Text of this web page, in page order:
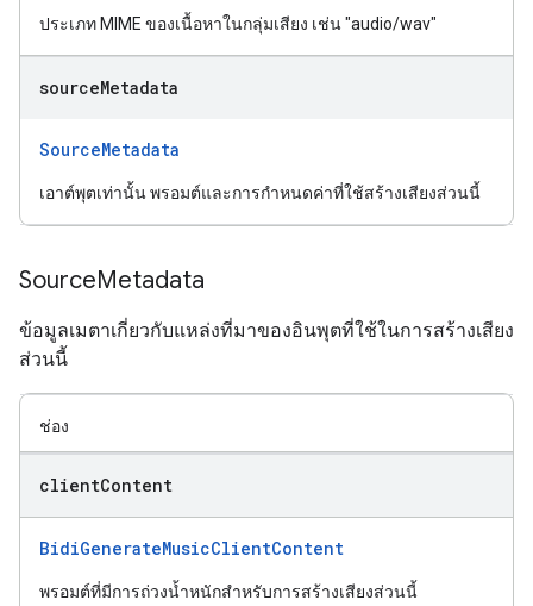
ประเภท MIME ของเนื้อหาในกลุ่มเสียง เช่น "audio/wav"
sourceMetadata
SourceMetadata
เอาต์พุตเท่านั้น พรอมต์และการกำหนดค่าที่ใช้สร้างเสียงส่วนนี้
SourceMetadata
ข้อมูลเมตาเกี่ยวกับแหล่งที่มาของอินพุตที่ใช้ในการสร้างเสียง
ส่วนนี้
ช่อง
clientContent
BidiGenerateMusicClientContent
พรอมต์ที่มีการถ่วงน้ำหนักสำหรับการสร้างเสียงส่วนนี้